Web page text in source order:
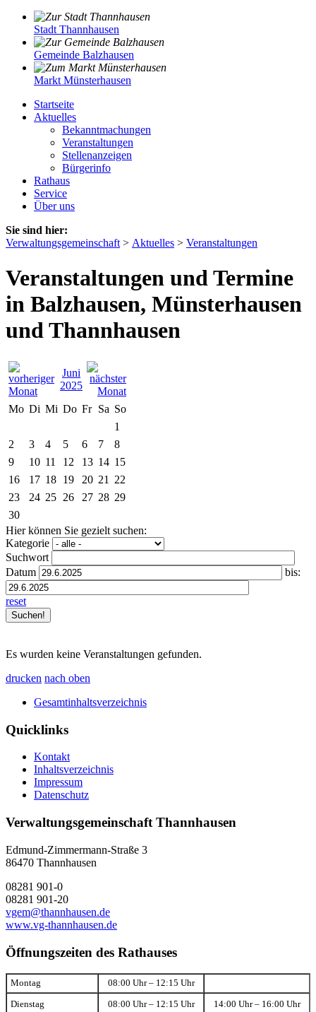
Stadt Thannhausen
Gemeinde Balzhausen
Markt Münsterhausen
Startseite
Aktuelles
Bekanntmachungen
Veranstaltungen
Stellenanzeigen
Bürgerinfo
Rathaus
Service
Über uns
Sie sind hier:
Verwaltungsgemeinschaft > Aktuelles > Veranstaltungen
Veranstaltungen und Termine
in Balzhausen, Münsterhausen
und Thannhausen
Juni
2025
Mo Di Mi Do Fr Sa So
1
2
3 4 5 6 7
8
9
10 11 12 13 14 15
16
17 18 19 20 21
22
23
24 25 26 27 28 29
30
Hier können Sie gezielt suchen:
Kategorie
Suchwort
Datum
bis:
reset
Es wurden keine Veranstaltungen gefunden.
drucken nach oben
Gesamtinhaltsverzeichnis
Quicklinks
Kontakt
Inhaltsverzeichnis
Impressum
Datenschutz
Verwaltungsgemeinschaft Thannhausen
Edmund-Zimmermann-Straße 3
86470 Thannhausen
08281 901-0
08281 901-20
vgem@thannhausen.de
www.vg-thannhausen.de
Öffnungszeiten des Rathauses
Montag 08:00 Uhr – 12:15 Uhr
Dienstag 08:00 Uhr – 12:15 Uhr 14:00 Uhr – 16:00 Uhr